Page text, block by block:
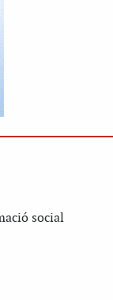
social